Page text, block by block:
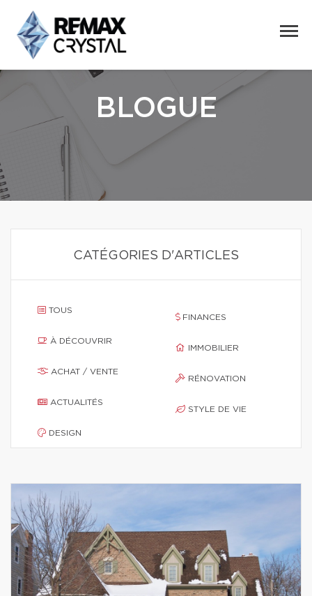
BLOGUE
CATÉGORIES D'ARTICLES
TOUS
À DÉCOUVRIR
ACHAT / VENTE
ACTUALITÉS
DESIGN
FINANCES
IMMOBILIER
RÉNOVATION
STYLE DE VIE